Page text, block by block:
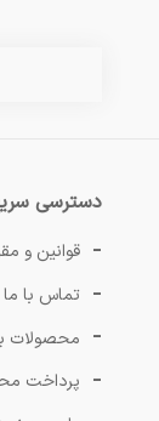
دسترسی
قوانین و
تماس با ما
محصولات
پرداخت